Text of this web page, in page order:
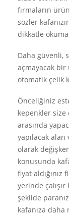
fırmaların
sözler
dikkatle
Daha güvenli,
açmayacak bir
otomatik çelik
Önceliğiniz
kepenkler size
arasında
yapılacak alan
olarak
konusunda
fiyat
yerinde
şekilde
kafanıza daha